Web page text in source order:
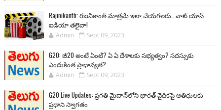
Rajinikanth: రజనీకాంత్ మాత్రమే ఇలా చేయగలరు.. వాట్ యాన్
ఐడియా తలైవా!
Admin Sept 09, 2023
G20: జీ20 అంటే ఏంటి? ఏ ఏ దేశాలకు సభ్యత్వం? సదస్సుకు
ఎందుకింత ప్రాధాన్యత?
Admin Sept 09, 2023
G20 Live Updates: ప్రగతి మైదాన్‌లోని భారత్ వైదికపై అతిథులకు
ప్రధాని స్వాగతం